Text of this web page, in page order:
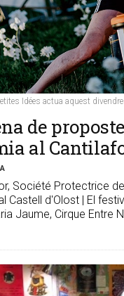
Idées actua aquest
de
al
Société Protectrice
Castell d'Olost | El
Jaume, Cirque Entre